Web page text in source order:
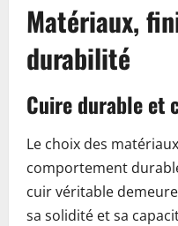
Matériaux,
durabilité
Cuire durable et
Le choix des
comportement
cuir véritable
sa solidité et sa